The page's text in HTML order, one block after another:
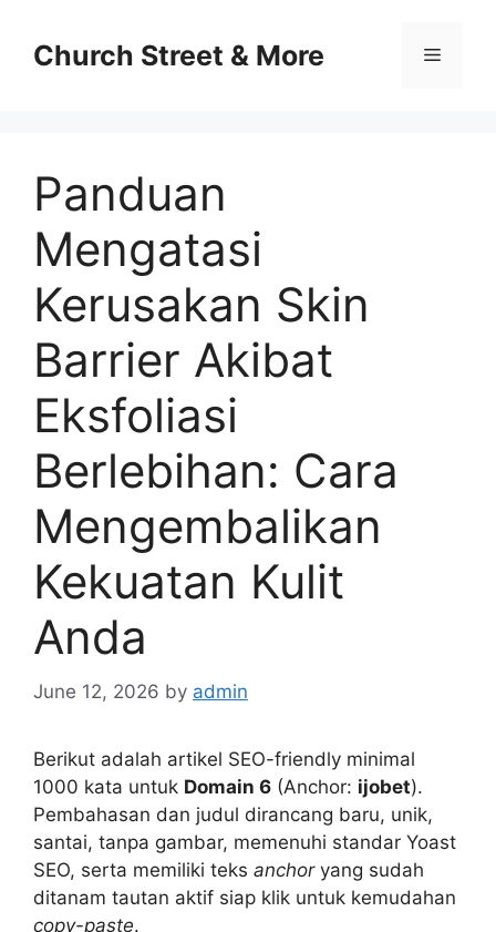
contentChurch Street & More Menu
Panduan
Mengatasi
Kerusakan Skin
Barrier Akibat
Eksfoliasi
Berlebihan: Cara
Mengembalikan
Kekuatan Kulit
Anda
June 12, 2026 by admin
Berikut adalah artikel SEO-friendly minimal
1000 kata untuk Domain 6 (Anchor: ijobet).
Pembahasan dan judul dirancang baru, unik,
santai, tanpa gambar, memenuhi standar Yoast
SEO, serta memiliki teks anchoryang sudah
ditanam tautan aktif siap klik untuk kemudahan
copy-paste.